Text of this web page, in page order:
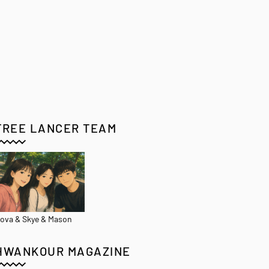
LANCER TEAM
& Skye & Mason
MAGAZINE